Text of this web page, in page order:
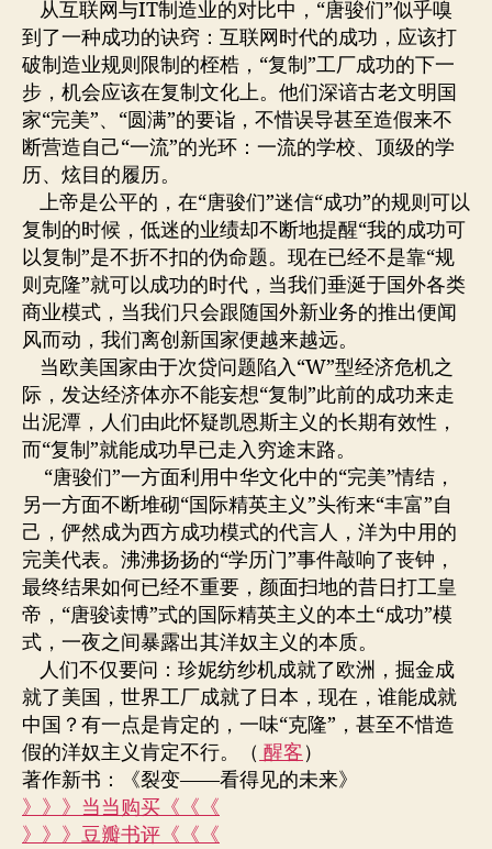
从互联网与IT制造业的对比中，“唐骏们”似乎嗅
到了一种成功的诀窍：互联网时代的成功，应该打
破制造业规则限制的桎梏，“复制”工厂成功的下一
步，机会应该在复制文化上。他们深谙古老文明国
家“完美”、“圆满”的要诣，不惜误导甚至造假来不
断营造自己“一流”的光环：一流的学校、顶级的学
历、炫目的履历。
上帝是公平的，在“唐骏们”迷信“成功”的规则可以
复制的时候，低迷的业绩却不断地提醒“我的成功可
以复制”是不折不扣的伪命题。现在已经不是靠“规
则克隆”就可以成功的时代，当我们垂涎于国外各类
商业模式，当我们只会跟随国外新业务的推出便闻
风而动，我们离创新国家便越来越远。
当欧美国家由于次贷问题陷入“W”型经济危机之
际，发达经济体亦不能妄想“复制”此前的成功来走
出泥潭，人们由此怀疑凯恩斯主义的长期有效性，
而“复制”就能成功早已走入穷途末路。
“唐骏们”一方面利用中华文化中的“完美”情结，
另一方面不断堆砌“国际精英主义”头衔来“丰富”自
己，俨然成为西方成功模式的代言人，洋为中用的
完美代表。沸沸扬扬的“学历门”事件敲响了丧钟，
最终结果如何已经不重要，颜面扫地的昔日打工皇
帝，“唐骏读博”式的国际精英主义的本土“成功”模
式，一夜之间暴露出其洋奴主义的本质。
人们不仅要问：珍妮纺纱机成就了欧洲，掘金成
就了美国，世界工厂成就了日本，现在，谁能成就
中国？有一点是肯定的，一味“克隆”，甚至不惜造
假的洋奴主义肯定不行。（ 醒客）
著作新书：《裂变——看得见的未来》
》》》当当购买《《《
》》》豆瓣书评《《《